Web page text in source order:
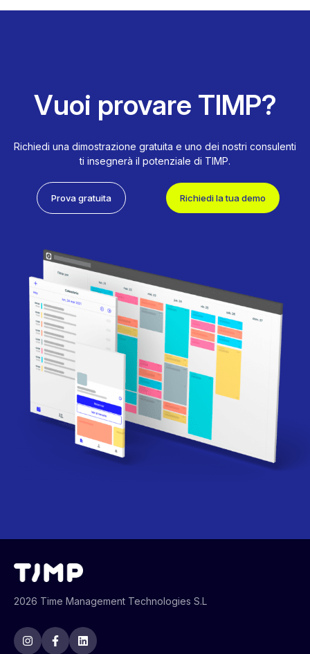
Vuoi provare TIMP?
Richiedi una dimostrazione gratuita e uno dei nostri consulenti
ti insegnerà il potenziale di TIMP.
Prova gratuita Richiedi la tua demo
2026 Time Management Technologies S.L